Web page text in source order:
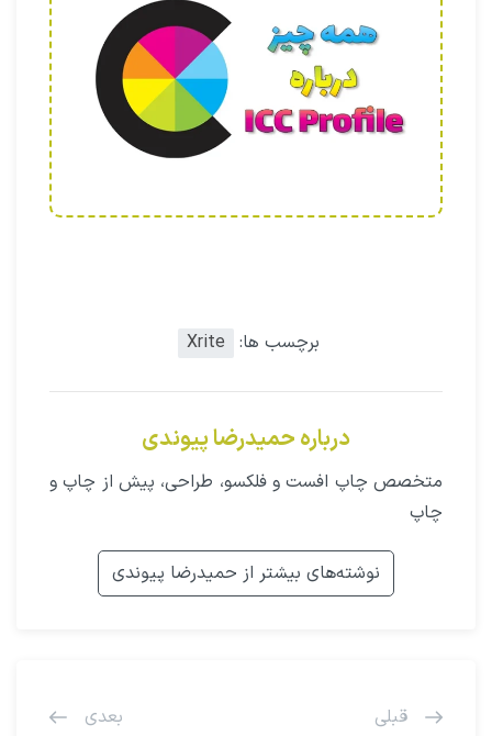
برچسب ها: Xrite
درباره حمیدرضا پیوندی
متخصص چاپ افست و فلکسو، طراحی، پیش از چاپ و
چاپ
نوشته‌های بیشتر از حمیدرضا پیوندی
قبلی بعدی